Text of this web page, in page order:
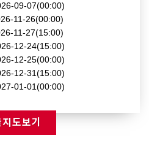
09-07(00:00)
11-26(00:00)
11-27(15:00)
12-24(15:00)
12-25(00:00)
12-31(15:00)
01-01(00:00)
도보기